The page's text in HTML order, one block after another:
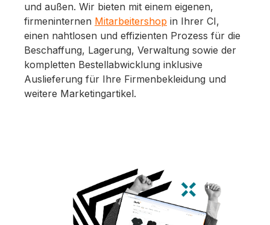
und außen. Wir bieten mit einem eigenen,
firmeninternen Mitarbeitershop in Ihrer CI,
einen nahtlosen und effizienten Prozess für die
Beschaffung, Lagerung, Verwaltung sowie der
kompletten Bestellabwicklung inklusive
Auslieferung für Ihre Firmenbekleidung und
weitere Marketingartikel.